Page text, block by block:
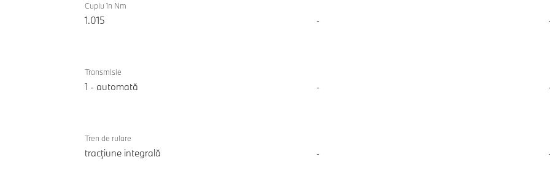
Cuplu în Nm
1.015 -
Transmisie
1 - automată -
Tren de rulare
tracțiune integrală -